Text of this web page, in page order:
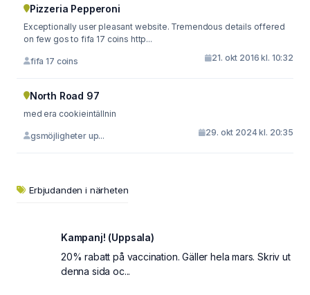
Pizzeria Pepperoni
Exceptionally user pleasant website. Tremendous details offered
on few gos to fifa 17 coins http...
fifa 17 coins 21. okt 2016 kl. 10:32
North Road 97
med era cookieintällnin
gsmöjligheter up... 29. okt 2024 kl. 20:35
Erbjudanden i närheten
Kampanj! (Uppsala)
20% rabatt på vaccination. Gäller hela mars. Skriv ut
denna sida oc...